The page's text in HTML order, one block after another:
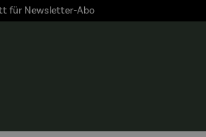
für Newsletter-Abo